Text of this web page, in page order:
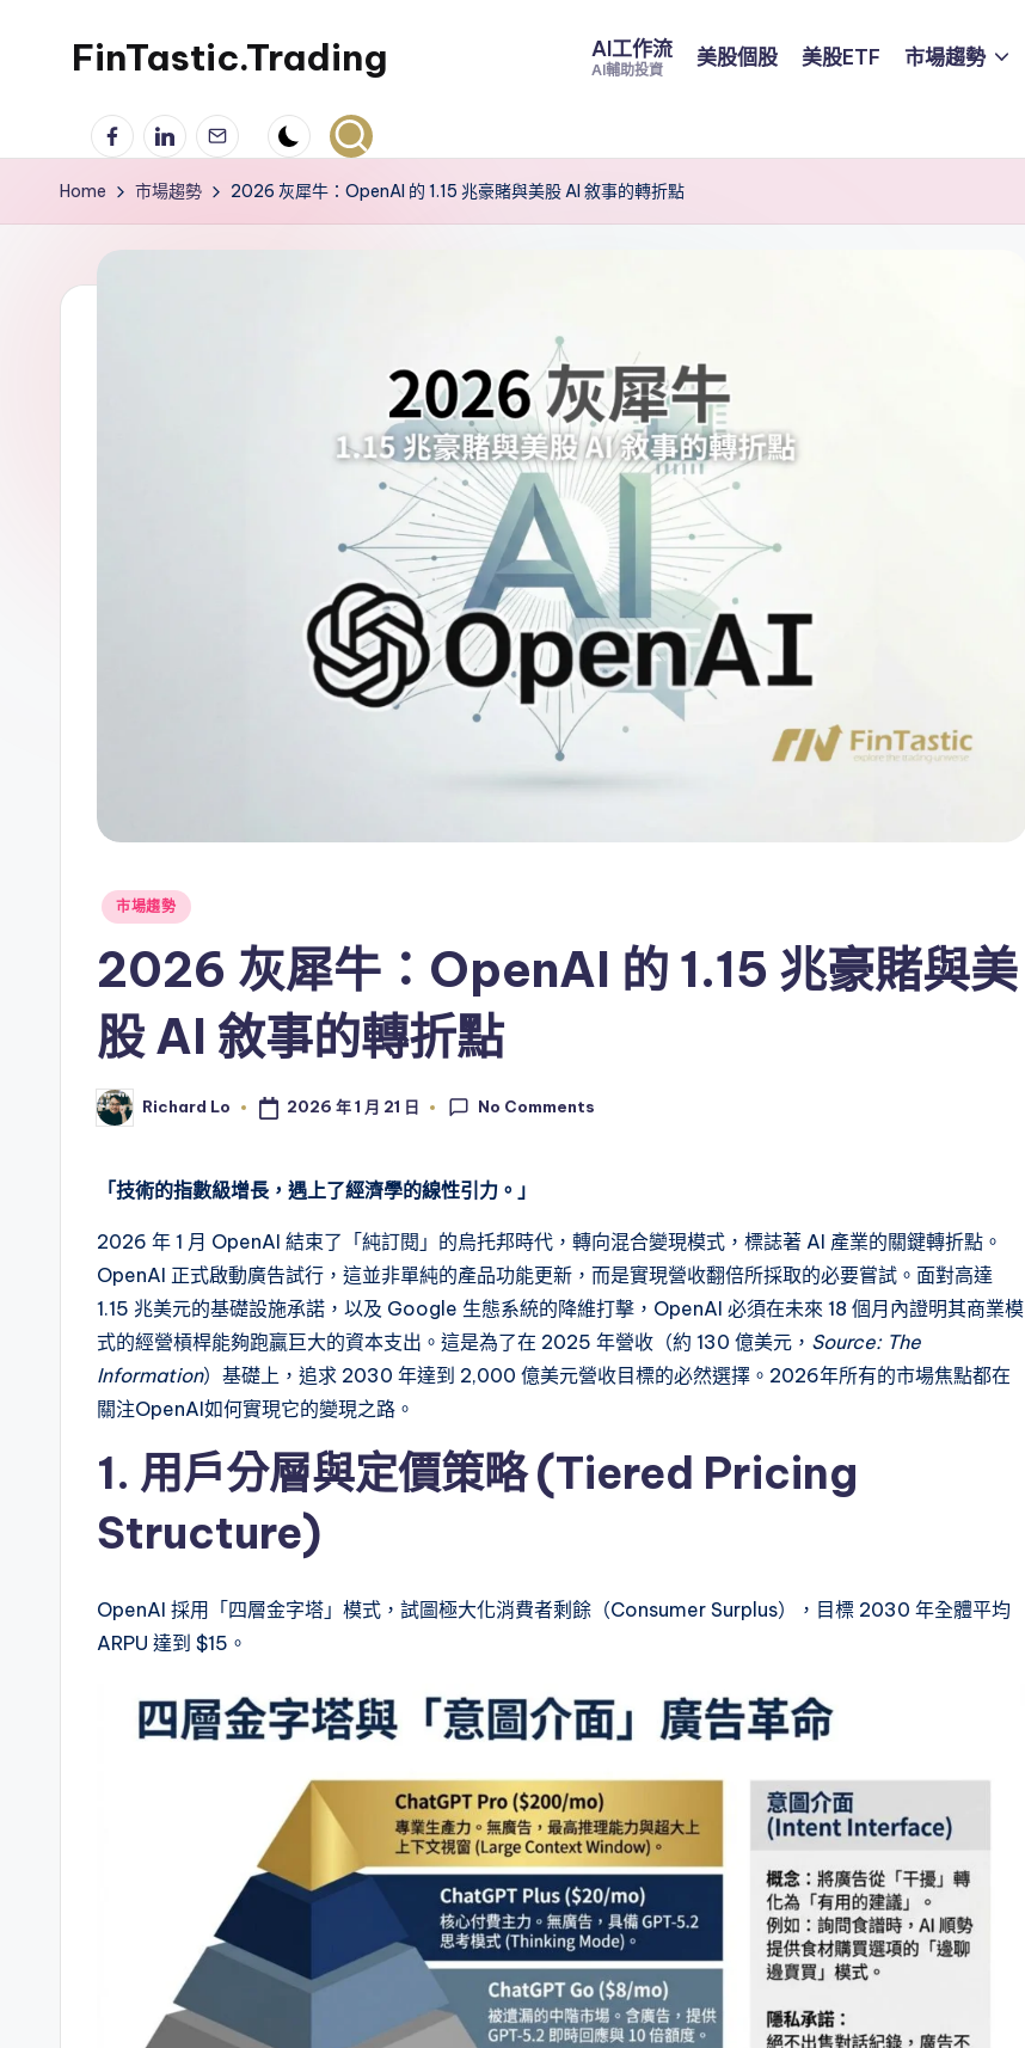
FinTastic.Trading
妙
AI工作流
AI輔助投資
美股個股 美股ETF 市場趨勢
Facebook
LinkedIn
電
子
郵
Home 市場趨勢 2026 灰犀牛：OpenAI 的 1.15 兆豪賭與美股 AI 敘事的轉折點
Posted
市場趨勢
2026 灰犀牛：OpenAI 的 1.15 兆豪賭與美
股 AI 敘事的轉折點
Posted
by
Richard Lo 2026 年 1 月 21 日 No Comments
「技術的指數級增長，遇上了經濟學的線性引力。」
2026 年 1 月 OpenAI 結束了「純訂閱」的烏托邦時代，轉向混合變現模式，標誌著 AI 產業的關鍵轉折點。
OpenAI 正式啟動廣告試行，這並非單純的產品功能更新，而是實現營收翻倍所採取的必要嘗試。面對高達
1.15 兆美元的基礎設施承諾，以及 Google 生態系統的降維打擊，OpenAI 必須在未來 18 個月內證明其商業模
式的經營槓桿能夠跑贏巨大的資本支出。這是為了在 2025 年營收（約 130 億美元， Source: The
Information）基礎上，追求 2030 年達到 2,000 億美元營收目標的必然選擇。2026年所有的市場焦點都在
關注OpenAI如何實現它的變現之路。
1. 用戶分層與定價策略 (Tiered Pricing
Structure)
OpenAI 採用「四層金字塔」模式，試圖極大化消費者剩餘（Consumer Surplus），目標 2030 年全體平均
ARPU 達到 $15。